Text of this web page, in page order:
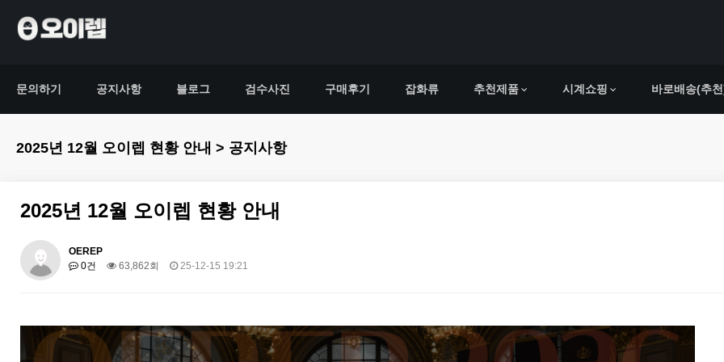
문의하기 공지사항 블로그 검수사진 구매후기 잡화류 추천제품 시계쇼핑 바로배송(추
2025년 12월 오이렙 현황 안내 > 공지사항
2025년 12월 오이렙 현황 안내
OEREP
0건
63,862회 25-12-15 19:21